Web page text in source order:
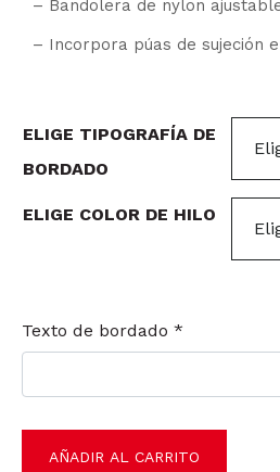
– Bandolera de nylon
– Incorpora púas de sujeción
ELIGE TIPOGRAFÍA DE
BORDADO
ELIGE COLOR DE HILO
Texto de bordado *
AÑADIR AL CARRITO